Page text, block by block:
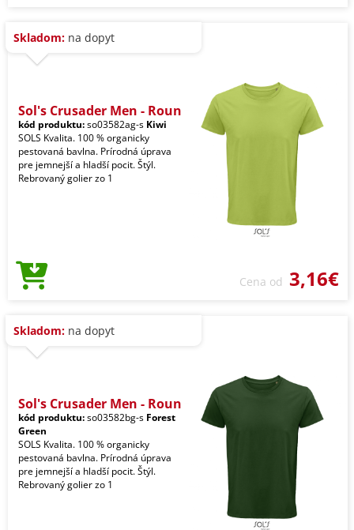
Skladom: na dopyt
Sol's Crusader Men - Roun
kód produktu:so03582ag-s Kiwi
SOLS Kvalita. 100 % organicky
pestovaná bavlna. Prírodná úprava
pre jemnejší a hladší pocit. Štýl.
Rebrovaný golier zo 1
Cena od 3,16€
Skladom: na dopyt
Sol's Crusader Men - Roun
kód produktu:so03582bg-s Forest
Green
SOLS Kvalita. 100 % organicky
pestovaná bavlna. Prírodná úprava
pre jemnejší a hladší pocit. Štýl.
Rebrovaný golier zo 1